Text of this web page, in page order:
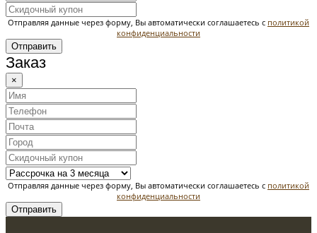
Отправляя данные через форму, Вы автоматически соглашаетесь с политикой
конфиденциальности
Отправить
Заказ
×
Отправляя данные через форму, Вы автоматически соглашаетесь с политикой
конфиденциальности
Отправить